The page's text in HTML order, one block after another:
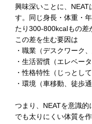
興味深いことに、
す。同じ身長・体重・
たり300-800kcalもの差
この差を生む要因は
・職業（デスクワーク
・生活習慣（エレベー
・性格特性（じっとし
・環境（車移動、徒歩
つまり、NEATを意識
でも太りにくい体質を